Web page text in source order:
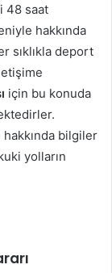
48 saat
hakkında
sıklıkla deport
için bu konuda
hakkında bilgiler
yolların